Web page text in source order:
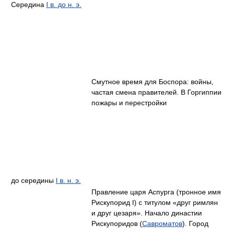
Середина I в. до н. э.
до середины I в. н. э.
Смутное время для Боспора: войны,
частая смена правителей. В Горгиппии
пожары и перестройки
Правление царя Аспурга (тронное имя
Рискупорид I) с титулом «друг римлян
и друг цезаря». Начало династии
Рискупоридов (Савроматов). Город